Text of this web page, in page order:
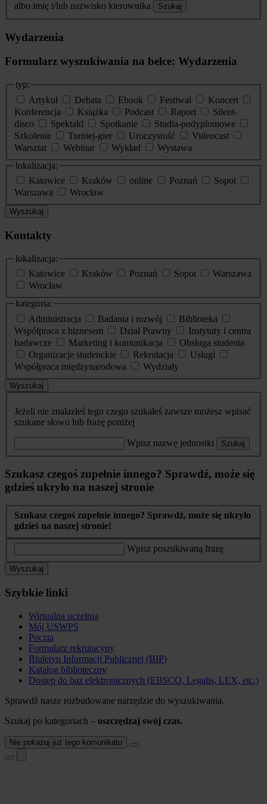
albo imię i/lub nazwisko kierownika
Szukaj
Wydarzenia
Formularz wyszukiwania na belce: Wydarzenia
typ:
Artykuł
Debata Ebook Festiwal
Koncert
Konferencja
Książka Podcast Raport
Silent-
disco
Spektakl Spotkanie
Studia-podyplomowe
Szkolenie
Turniej-gier Uroczystość
Videocast
Warsztat
Webinar Wykład
Wystawa
lokalizacja:
Katowice
Kraków online Poznań
Sopot
Warszawa
Wrocław
Wyszukaj
Kontakty
lokalizacja:
Katowice
Kraków Poznań Sopot
Warszawa
Wrocław
kategoria:
Administracja
Badania i rozwój
Biblioteka
Współpraca z biznesem
Dział Prawny
Instytuty i centra
badawcze
Marketing i komunikacja
Obsługa studenta
Organizacje studenckie
Rekrutacja
Usługi
Współpraca międzynarodowa
Wydziały
Wyszukaj
Jeżeli nie znalazłeś tego czego szukałeś zawsze możesz wpisać
szukane słowo lub frazę poniżej
Wpisz nazwę jednostki Szukaj
Szukasz czegoś zupełnie innego? Sprawdź, może się
gdzieś ukryło na naszej stronie
Szukasz czegoś zupełnie innego? Sprawdź, może się ukryło
gdzieś na naszej stronie!
Wpisz poszukiwaną frazę
Wyszukaj
Szybkie linki
Wirtualna uczelnia
Mój USWPS
Poczta
Formularz rekrutacyny
Biuletyn Informacji Publicznej (BIP)
Katalog biblioteczny
Dostęp do baz elektronicznych (EBSCO, Legalis, LEX, etc.)
Sprawdź nasze rozbudowane narzędzie do wyszukiwania.
Szukaj po kategoriach – oszczędzaj swój czas.
Nie pokazuj już tego komunikatu